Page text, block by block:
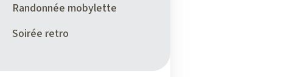
Randonnée mobylette
Soirée retro